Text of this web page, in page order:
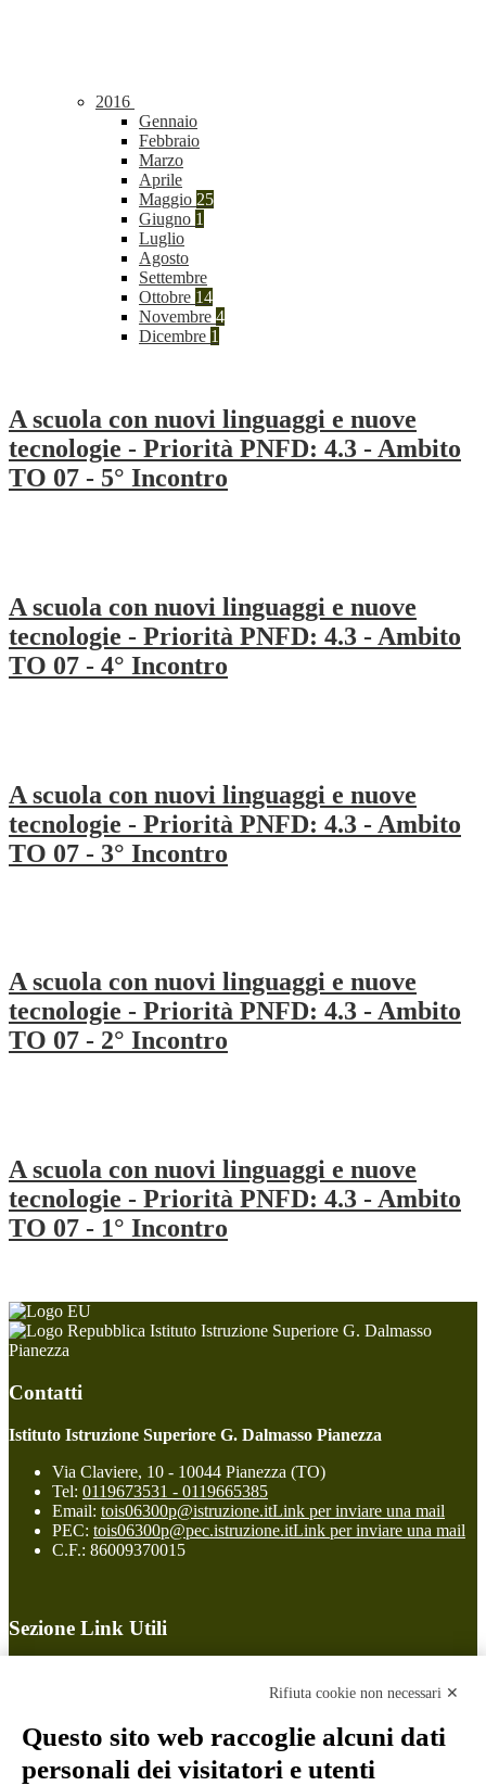
2016
Gennaio
Febbraio
Marzo
Aprile
Maggio 25
Giugno 1
Luglio
Agosto
Settembre
Ottobre 14
Novembre 4
Dicembre 1
A scuola con nuovi linguaggi e nuove
tecnologie - Priorità PNFD: 4.3 - Ambito
TO 07 - 5° Incontro
A scuola con nuovi linguaggi e nuove
tecnologie - Priorità PNFD: 4.3 - Ambito
TO 07 - 4° Incontro
A scuola con nuovi linguaggi e nuove
tecnologie - Priorità PNFD: 4.3 - Ambito
TO 07 - 3° Incontro
A scuola con nuovi linguaggi e nuove
tecnologie - Priorità PNFD: 4.3 - Ambito
TO 07 - 2° Incontro
A scuola con nuovi linguaggi e nuove
tecnologie - Priorità PNFD: 4.3 - Ambito
TO 07 - 1° Incontro
Istituto Istruzione Superiore G. Dalmasso
Pianezza
Contatti
Istituto Istruzione Superiore G. Dalmasso Pianezza
Via Claviere, 10 - 10044 Pianezza (TO)
Tel: 0119673531 - 0119665385
Email: tois06300p@istruzione.itLink per inviare una mail
PEC: tois06300p@pec.istruzione.itLink per inviare una mail
C.F.: 86009370015
Sezione Link Utili
Ufficio Relazioni con il Pubblico
Dichiarazione di accessibilità
Obiettivi di accessibilità
Rifiuta cookie non necessari ✕
Questo sito web raccoglie alcuni dati
personali dei visitatori e utenti